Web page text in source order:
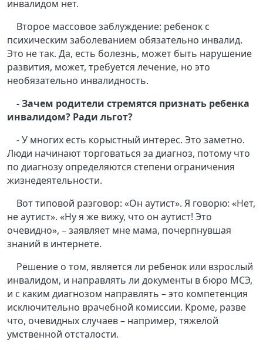
инвалидом нет.
Второе массовое заблуждение: ребенок с
психическим заболеванием обязательно инвалид.
Это не так. Да, есть болезнь, может быть нарушение
развития, может, требуется лечение, но это
необязательно инвалидность.
- Зачем родители стремятся признать ребенка
инвалидом? Ради льгот?
- У многих есть корыстный интерес. Это заметно.
Люди начинают торговаться за диагноз, потому что
по диагнозу определяются степени ограничения
жизнедеятельности.
Вот типовой разговор: «Он аутист». Я говорю: «Нет,
не аутист». «Ну я же вижу, что он аутист! Это
очевидно», – заявляет мне мама, почерпнувшая
знаний в интернете.
Решение о том, является ли ребенок или взрослый
инвалидом, и направлять ли документы в бюро МСЭ,
и с каким диагнозом направлять – это компетенция
исключительно врачебной комиссии. Кроме, разве
что, очевидных случаев – например, тяжелой
умственной отсталости.